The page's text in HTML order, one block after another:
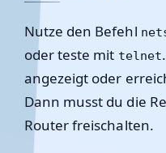
Nutze den Befehl
oder teste mit telnet
angezeigt oder
Dann musst du die
Router freischalten.